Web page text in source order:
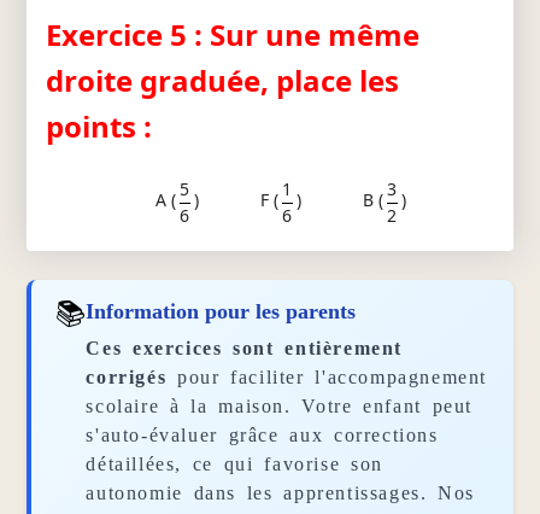
Exercice 5 : Sur une même
droite graduée, place les
points :
A (
5
6
) F (
1
6
) B (
3
2
)
📚Information pour les parents
Ces exercices sont entièrement
corrigés pour faciliter l'accompagnement
scolaire à la maison. Votre enfant peut
s'auto-évaluer grâce aux corrections
détaillées, ce qui favorise son
autonomie dans les apprentissages. Nos